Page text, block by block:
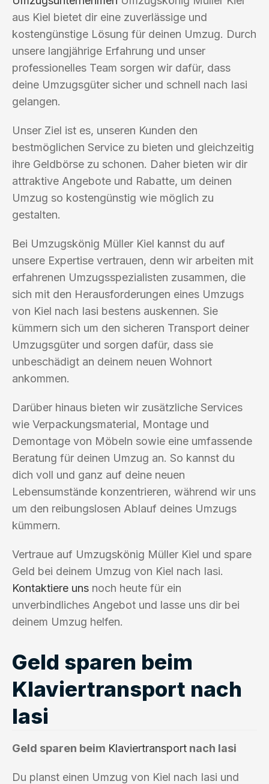
aus Kiel bietet dir eine zuverlässige und
kostengünstige Lösung für deinen Umzug. Durch
unsere langjährige Erfahrung und unser
professionelles Team sorgen wir dafür, dass
deine Umzugsgüter sicher und schnell nach Iasi
gelangen.
Unser Ziel ist es, unseren Kunden den
bestmöglichen Service zu bieten und gleichzeitig
ihre Geldbörse zu schonen. Daher bieten wir dir
attraktive Angebote und Rabatte, um deinen
Umzug so kostengünstig wie möglich zu
gestalten.
Bei Umzugskönig Müller Kiel kannst du auf
unsere Expertise vertrauen, denn wir arbeiten mit
erfahrenen Umzugsspezialisten zusammen, die
sich mit den Herausforderungen eines Umzugs
von Kiel nach Iasi bestens auskennen. Sie
kümmern sich um den sicheren Transport deiner
Umzugsgüter und sorgen dafür, dass sie
unbeschädigt an deinem neuen Wohnort
ankommen.
Darüber hinaus bieten wir zusätzliche Services
wie Verpackungsmaterial, Montage und
Demontage von Möbeln sowie eine umfassende
Beratung für deinen Umzug an. So kannst du
dich voll und ganz auf deine neuen
Lebensumstände konzentrieren, während wir uns
um den reibungslosen Ablauf deines Umzugs
kümmern.
Vertraue auf Umzugskönig Müller Kiel und spare
Geld bei deinem Umzug von Kiel nach Iasi.
Kontaktiere uns noch heute für ein
unverbindliches Angebot und lasse uns dir bei
deinem Umzug helfen.
Geld sparen beim
Klaviertransport nach
Iasi
Geld sparen beim Klaviertransport nach Iasi
Du planst einen Umzug von Kiel nach Iasi und